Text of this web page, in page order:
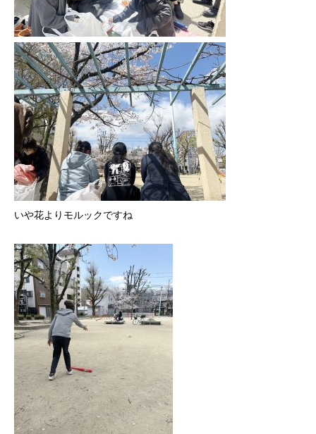
いや花よりモルックですね